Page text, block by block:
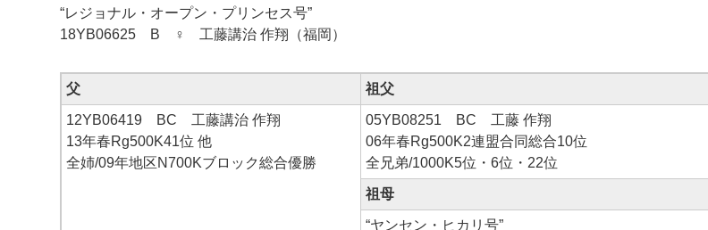
“レジョナル・オープン・プリンセス号”
18YB06625 B ♀ 工藤講治 作翔（福岡）
父 祖父
12YB06419 BC 工藤講治 作翔
13年春Rg500K41位 他
全姉/09年地区N700Kブロック総合優勝
05YB08251 BC 工藤 作翔
06年春Rg500K2連盟合同総合10位
全兄弟/1000K5位・6位・22位
祖母
“ヤンセン・ヒカリ号”